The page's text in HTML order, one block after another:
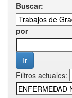
Buscar:
por
Filtros actuales: